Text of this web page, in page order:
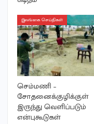
இலங்கை செய்திகள்
செம்மணி –
சோதனைக்குழிக்குள்
இருந்து வெளிப்படும்
என்புகூடுகள்